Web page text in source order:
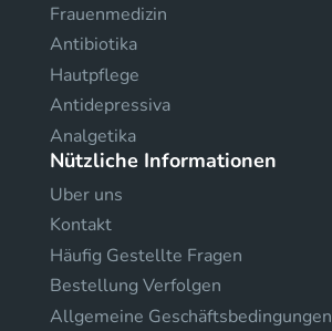
Frauenmedizin
Antibiotika
Hautpflege
Antidepressiva
Analgetika
Nützliche Informationen
Uber uns
Kontakt
Häufig Gestellte Fragen
Bestellung Verfolgen
Allgemeine Geschäftsbedingungen